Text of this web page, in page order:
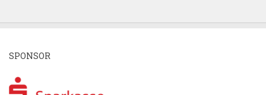
SPONSOR